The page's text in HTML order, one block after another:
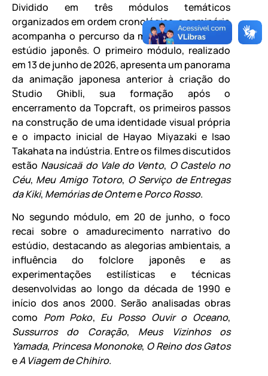
Dividido em três módulos temáticos
organizados em ordem cronológica, o seminário
acompanha o percurso da mostra dedicada ao
estúdio japonês. O primeiro módulo, realizado
em 13 de junho de 2026, apresenta um panorama
da animação japonesa anterior à criação do
Studio Ghibli, sua formação após o
encerramento da Topcraft, os primeiros passos
na construção de uma identidade visual própria
e o impacto inicial de Hayao Miyazaki e Isao
Takahata na indústria. Entre os filmes discutidos
estão Nausicaä do Vale do Vento, O Castelo no
Céu, Meu Amigo Totoro, O Serviço de Entregas
da Kiki, Memórias de OntemePorco Rosso.
No segundo módulo, em 20 de junho, o foco
recai sobre o amadurecimento narrativo do
estúdio, destacando as alegorias ambientais, a
influência do folclore japonês e as
experimentações estilísticas e técnicas
desenvolvidas ao longo da década de 1990 e
início dos anos 2000. Serão analisadas obras
como Pom Poko, Eu Posso Ouvir o Oceano,
Sussurros do Coração, Meus Vizinhos os
Yamada, Princesa Mononoke, O Reino dos Gatos
eA Viagem de Chihiro.